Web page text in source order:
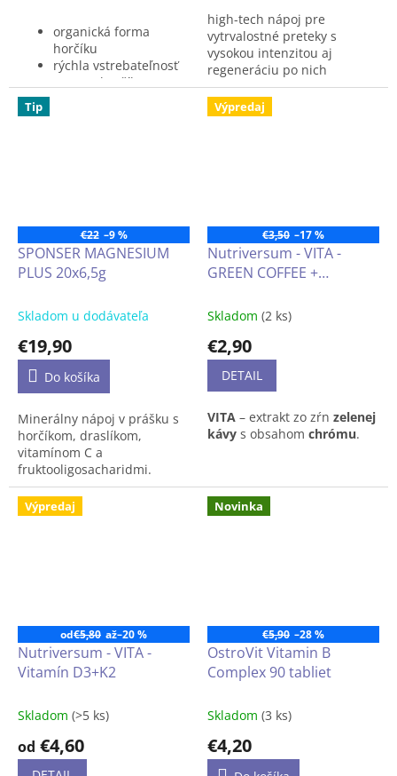
organická forma
horčíku
rýchla vstrebateľnosť
250 mg horčíku v
high-tech nápoj pre
vytrvalostné preteky s
vysokou intenzitou aj
regeneráciu po nich
Tip
€22 –9 %
SPONSER MAGNESIUM
PLUS 20x6,5g
Skladom u dodávateľa
€19,90
Do košíka
Minerálny nápoj v prášku s
horčíkom, draslíkom,
vitamínom C a
fruktooligosacharidmi.
Doplnok stravy s ovocnou
príchuťou a sladidlami.
Výpredaj
€3,50 –17 %
Nutriversum - VITA -
GREEN COFFEE +
s chrómom)
Skladom (2 ks)
€2,90
DETAIL
VITA – extrakt zo zŕn zelenej
kávy s obsahom chrómu.
Výpredaj
od€5,80 až–20 %
Nutriversum - VITA -
Vitamín D3+K2
Skladom (>5 ks)
od €4,60
Novinka
€5,90 –28 %
OstroVit Vitamin B
Complex 90 tabliet
Skladom (3 ks)
€4,20